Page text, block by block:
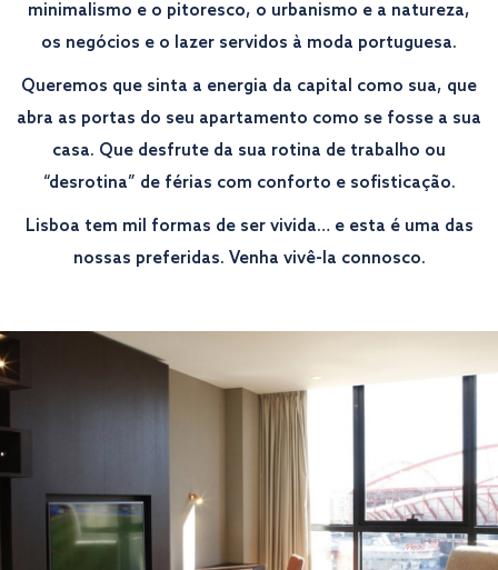
minimalismo e o pitoresco, o urbanismo e a natureza,
os negócios e o lazer servidos à moda portuguesa.
Queremos que sinta a energia da capital como sua, que
abra as portas do seu apartamento como se fosse a sua
casa. Que desfrute da sua rotina de trabalho ou
“desrotina” de férias com conforto e sofisticação.
Lisboa tem mil formas de ser vivida… e esta é uma das
nossas preferidas. Venha vivê-la connosco.